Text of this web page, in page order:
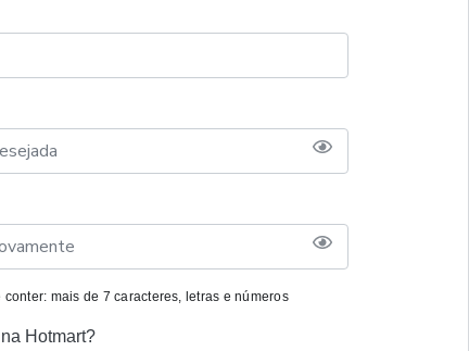
conter: mais de 7 caracteres, letras e números
Hotmart?